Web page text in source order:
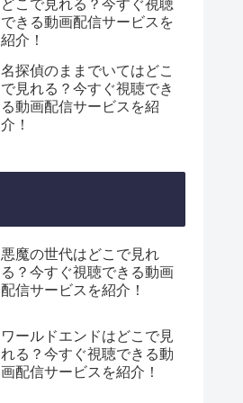
どこで見れる？今すぐ視聴
できる動画配信サービスを
紹介！
名探偵のままでいてはどこ
で見れる？今すぐ視聴でき
る動画配信サービスを紹
介！
悪魔の世代はどこで見れ
る？今すぐ視聴できる動画
配信サービスを紹介！
ワールドエンドはどこで見
れる？今すぐ視聴できる動
画配信サービスを紹介！